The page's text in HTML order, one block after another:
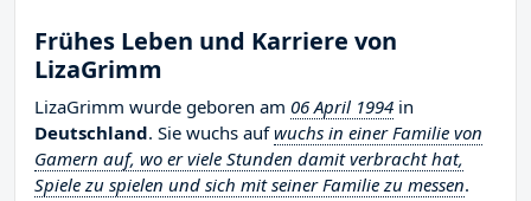
Frühes Leben und Karriere von
LizaGrimm
LizaGrimm wurde geboren am 06 April 1994 in
Deutschland. Sie wuchs aufwuchs in einer Familie von
Gamern auf, wo er viele Stunden damit verbracht hat,
Spiele zu spielen und sich mit seiner Familie zu messen.